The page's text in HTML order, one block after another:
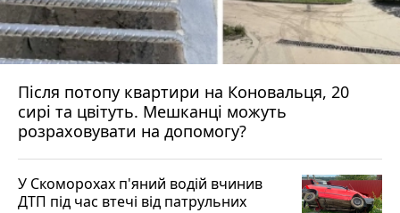
Після потопу квартири на Коновальця, 20
сирі та цвітуть. Мешканці можуть
розраховувати на допомогу?
У Скоморохах п'яний водій вчинив
ДТП під час втечі від патрульних